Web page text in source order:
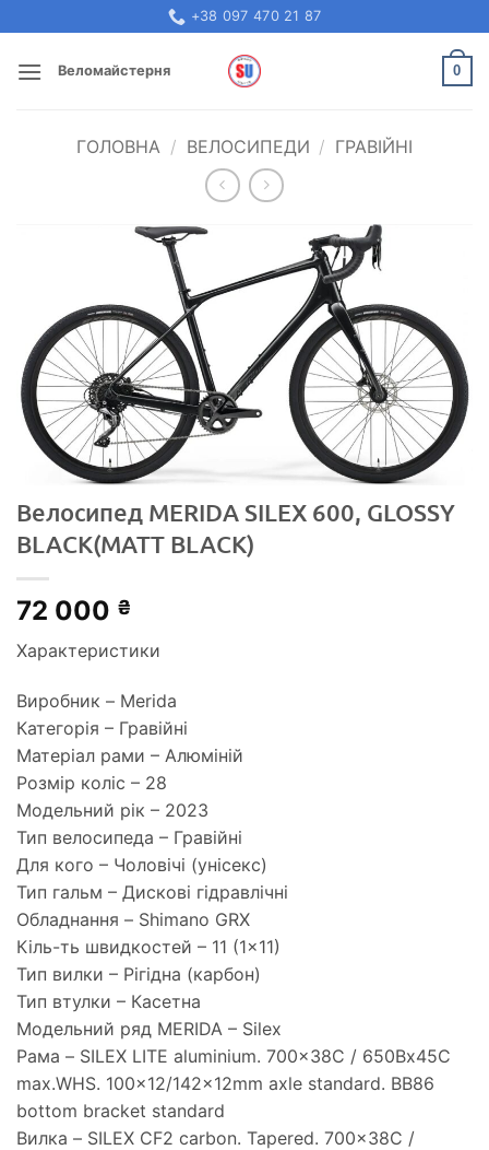
to
content
+38 097 470 21 87
Веломайстерня 0
ГОЛОВНА / ВЕЛОСИПЕДИ / ГРАВІЙНІ
Велосипед MERIDA SILEX 600, GLOSSY
BLACK(MATT BLACK)
72 000 ₴
Характеристики
Виробник – Merida
Категорiя – Гравійні
Матеріал рами – Алюміній
Розмір коліс – 28
Модельний рік – 2023
Тип велосипеда – Гравійні
Для кого – Чоловічі (унісекс)
Тип гальм – Дискові гідравлічні
Обладнання – Shimano GRX
Кіль-ть швидкостей – 11 (1×11)
Тип вилки – Рігідна (карбон)
Тип втулки – Касетна
Модельний ряд MERIDA – Silex
Рама – SILEX LITE aluminium. 700x38C / 650Bx45C
max.WHS. 100×12/142x12mm axle standard. BB86
bottom bracket standard
Вилка – SILEX CF2 carbon. Tapered. 700x38C /